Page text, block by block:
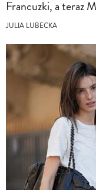
Francuzki, a teraz
JULIA LUBECKA